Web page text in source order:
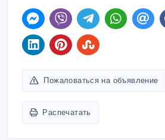
Пожаловаться на объявление
Распечатать